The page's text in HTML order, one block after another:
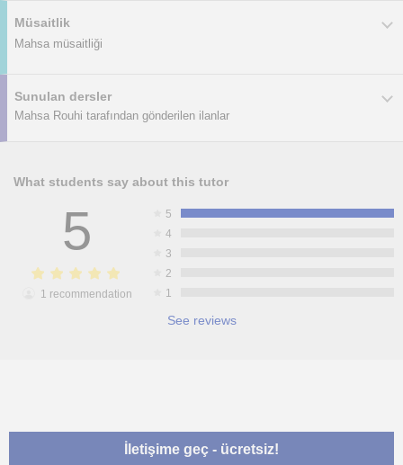
Müsaitlik
Mahsa müsaitliği
Sunulan dersler
Mahsa Rouhi tarafından gönderilen ilanlar
What students say about this tutor
5
1 recommendation
5
4
3
2
1
See reviews
İletişime geç - ücretsiz!